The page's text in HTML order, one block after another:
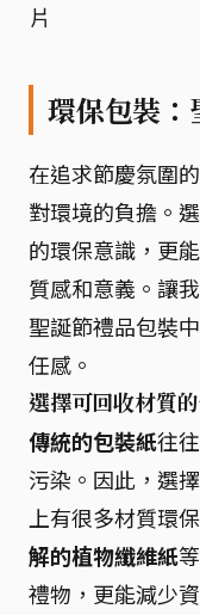
片
環保包裝：
在追求節慶氛圍
對環境的負擔。
的環保意識，更
質感和意義。讓
聖誕節禮品包裝
任感。
選擇可回收材質
傳統的包裝紙往
污染。因此，選擇
上有很多材質環
解的植物纖維紙
禮物，更能減少